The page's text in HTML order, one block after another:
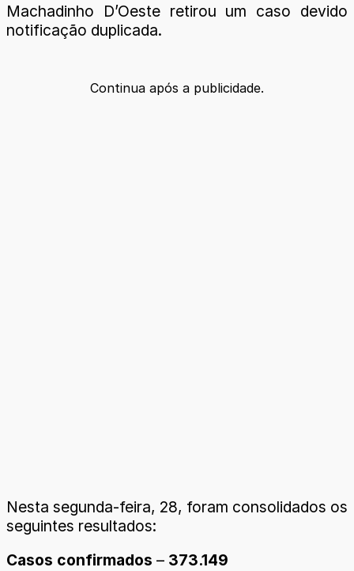
Machadinho D’Oeste retirou um caso devido
notificação duplicada.
Continua após a publicidade.
Nesta segunda-feira, 28, foram consolidados os
seguintes resultados:
Casos confirmados – 373.149